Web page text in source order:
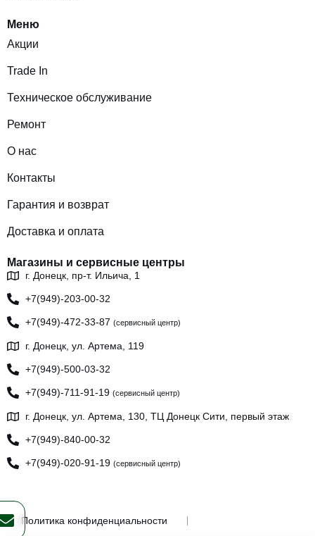
Меню
Акции
Trade In
Техническое обслуживание
Ремонт
О нас
Контакты
Гарантия и возврат
Доставка и оплата
Магазины и сервисные центры
г. Донецк, пр-т. Ильича, 1
+7(949)-203-00-32
+7(949)-472-33-87(сервисный центр)
г. Донецк, ул. Артема, 119
+7(949)-500-03-32
+7(949)-711-91-19(сервисный центр)
г. Донецк, ул. Артема, 130, ТЦ Донецк Сити, первый этаж
+7(949)-840-00-32
+7(949)-020-91-19(сервисный центр)
Политика конфиденциальности